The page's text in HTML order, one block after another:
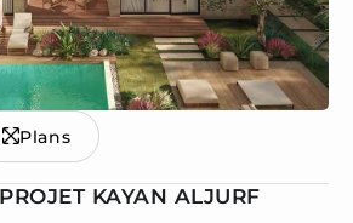
Plans
KAYAN ALJURF